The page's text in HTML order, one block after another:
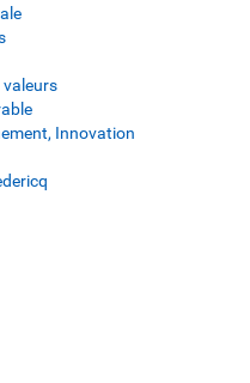
valeurs
Innovation